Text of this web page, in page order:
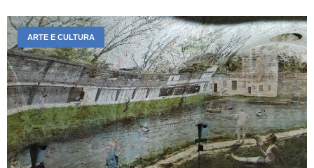
ARTE E CULTURA